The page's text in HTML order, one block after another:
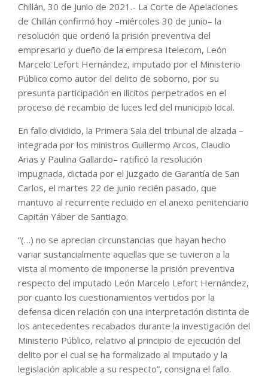
Chillán, 30 de Junio de 2021.- La Corte de Apelaciones
de Chillán confirmó hoy –miércoles 30 de junio– la
resolución que ordenó la prisión preventiva del
empresario y dueño de la empresa Itelecom, León
Marcelo Lefort Hernández, imputado por el Ministerio
Público como autor del delito de soborno, por su
presunta participación en ilícitos perpetrados en el
proceso de recambio de luces led del municipio local.
En fallo dividido, la Primera Sala del tribunal de alzada –
integrada por los ministros Guillermo Arcos, Claudio
Arias y Paulina Gallardo– ratificó la resolución
impugnada, dictada por el Juzgado de Garantía de San
Carlos, el martes 22 de junio recién pasado, que
mantuvo al recurrente recluido en el anexo penitenciario
Capitán Yáber de Santiago.
“(…) no se aprecian circunstancias que hayan hecho
variar sustancialmente aquellas que se tuvieron a la
vista al momento de imponerse la prisión preventiva
respecto del imputado León Marcelo Lefort Hernández,
por cuanto los cuestionamientos vertidos por la
defensa dicen relación con una interpretación distinta de
los antecedentes recabados durante la investigación del
Ministerio Público, relativo al principio de ejecución del
delito por el cual se ha formalizado al imputado y la
legislación aplicable a su respecto”, consigna el fallo.